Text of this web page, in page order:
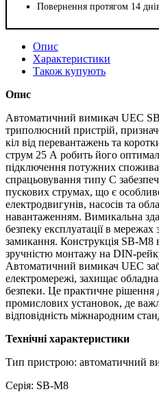
Повернення протягом 14
Опис
Характеристики
Також купують
Опис
Автоматичний вимикач UEC
триполюсний пристрій,
кіл від перевантажень та
струм 25 А робить його
підключення потужних
спрацьовування типу C
пускових струмах, що є
електродвигунів, насосів та
навантаженням. Вимикальна
безпеку експлуатації в
замикання. Конструкція SB-M8
зручністю монтажу на DIN-
Автоматичний вимикач UEC
електромережі, захищає
безпеки. Це практичне рішення
промислових установок, де
відповідність міжнародним
Технічні характеристики
Тип пристрою: автоматичний
Серія: SB‑M8